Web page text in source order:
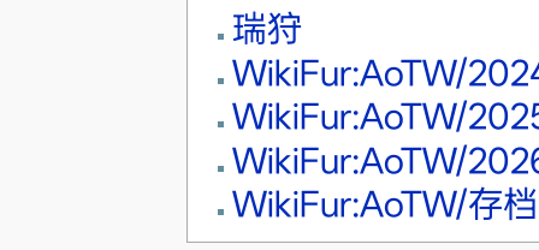
瑞狩
WikiFur:AoTW/
WikiFur:AoTW/
WikiFur:AoTW/
WikiFur:AoTW/存档